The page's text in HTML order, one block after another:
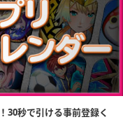
30秒で引ける事前登録く